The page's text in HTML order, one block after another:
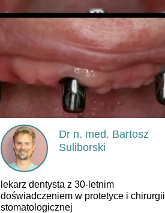
Dr n. med. Bartosz
Suliborski
lekarz dentysta z 30-letnim
doświadczeniem w protetyce i chirurgii
stomatologicznej